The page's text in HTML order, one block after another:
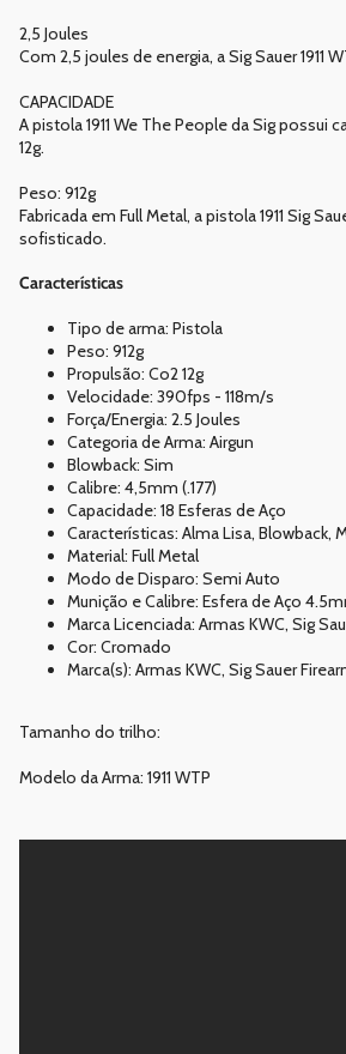
2,5 Joules
Com 2,5 joules de energia, a Sig Sauer
CAPACIDADE
A pistola 1911 We The People da Sig
12g.
Peso: 912g
Fabricada em Full Metal, a pistola 1911 Sig
sofisticado.
Características
Tipo de arma: Pistola
Peso: 912g
Propulsão: Co2 12g
Velocidade: 390fps - 118m/s
Força/Energia: 2.5 Joules
Categoria de Arma: Airgun
Blowback: Sim
Calibre: 4,5mm (.177)
Capacidade: 18 Esferas de Aço
Características: Alma Lisa, Blowback,
Material: Full Metal
Modo de Disparo: Semi Auto
Munição e Calibre: Esfera de Aço
Marca Licenciada: Armas KWC, Sig
Cor: Cromado
Marca(s): Armas KWC, Sig Sauer
Tamanho do trilho:
Modelo da Arma: 1911 WTP